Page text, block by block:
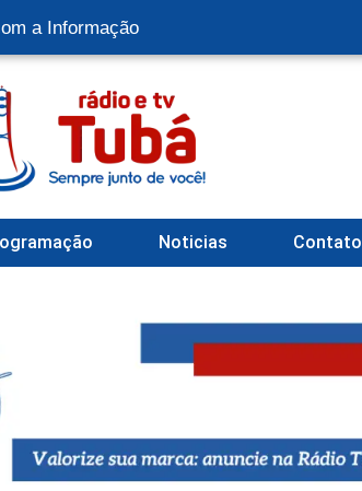
a Informação
Noticias Contato